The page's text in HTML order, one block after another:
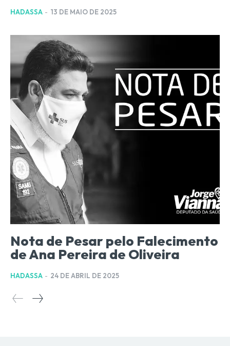
HADASSA - 13 DE MAIO DE 2025
Nota de Pesar pelo Falecimento
de Ana Pereira de Oliveira
HADASSA - 24 DE ABRIL DE 2025